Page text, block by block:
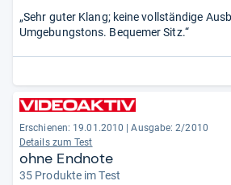
„Sehr guter Klang; keine vollständige
Umgebungstons. Bequemer Sitz.“
Erschienen: 19.01.2010
Ausgabe: 2/2010
Details zum Test
ohne Endnote
35 Produkte im Test